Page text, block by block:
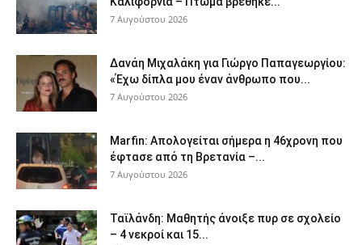
7 Αυγούστου 2026
Δανάη Μιχαλάκη για Γιώργο Παπαγεωργίου:
«Έχω δίπλα μου έναν άνθρωπο που...
7 Αυγούστου 2026
Marfin: Απολογείται σήμερα η 46χρονη που
έφτασε από τη Βρετανία –...
7 Αυγούστου 2026
Ταϊλάνδη: Μαθητής άνοιξε πυρ σε σχολείο
– 4 νεκροί και 15...